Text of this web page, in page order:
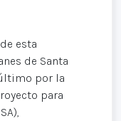
esta
de Santa
por la
para